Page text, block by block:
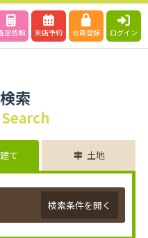
定依頼 来店予約 会員登録 ログイン
索
て 土地
検索条件を開く